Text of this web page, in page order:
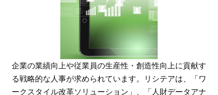
企業の業績向上や従業員の生産性・創造性向上に貢献す
る戦略的な人事が求められています。リシテアは、「ワ
ークスタイル改革ソリューション」、「人財データアナ